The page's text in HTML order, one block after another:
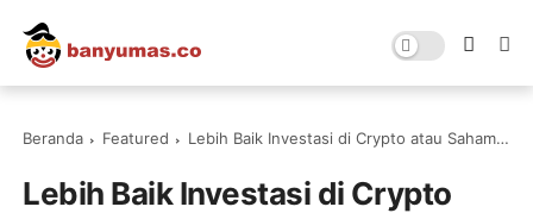
Beranda Featured Lebih Baik Investasi di Crypto atau Saham? Kenali Jenis Risikonya Juga
Lebih Baik Investasi di Crypto